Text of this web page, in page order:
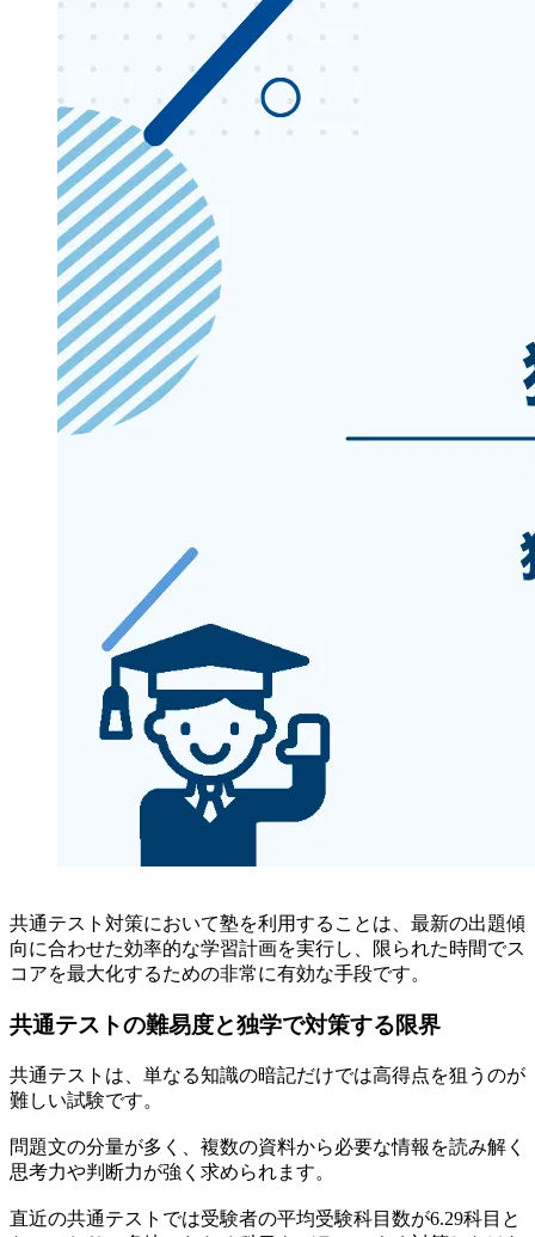
共通テスト対策において塾を利用することは、最新の出題傾
向に合わせた効率的な学習計画を実行し、限られた時間でス
コアを最大化するための非常に有効な手段です。
共通テストの難易度と独学で対策する限界
共通テストは、単なる知識の暗記だけでは高得点を狙うのが
難しい試験です。
問題文の分量が多く、複数の資料から必要な情報を読み解く
思考力や判断力が強く求められます。
直近の共通テストでは受験者の平均受験科目数が6.29科目と